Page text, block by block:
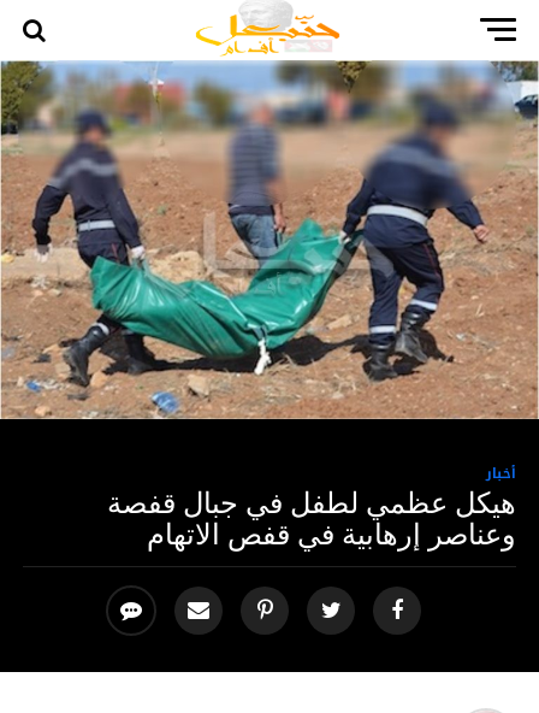
أخبار
هيكل عظمي لطفل في جبال قفصة
وعناصر إرهابية في قفص الاتهام